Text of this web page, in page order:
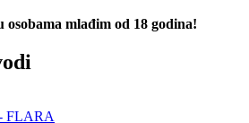
mlađim od 18 godina!